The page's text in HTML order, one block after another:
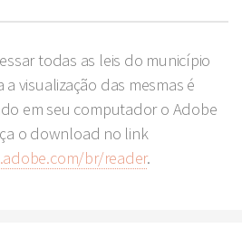
todas as leis do município
visualização das mesmas é
em seu computador o Adobe
o download no link
br/reader.